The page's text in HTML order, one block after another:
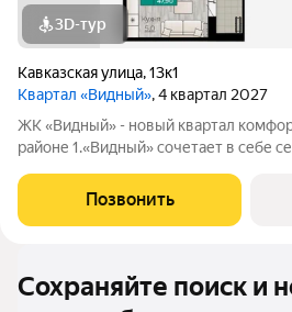
3D-тур
Кавказская улица,13к1
Квартал «Видный», 4 квартал 2027
ЖК «Видный» - новый квартал
районе 1.«Видный» сочетает в себе
дома. 2.В шаговой доступности
сады, медицинские
Позвонить
Сохраняйте поиск и